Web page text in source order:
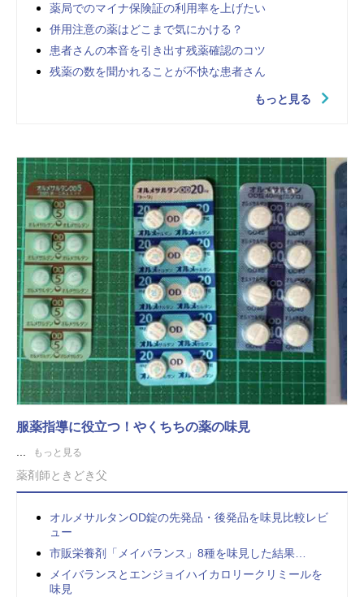
薬局でのマイナ保険証の利用率を上げたい
併用注意の薬はどこまで気にかける？
患者さんの本音を引き出す残薬確認のコツ
残薬の数を聞かれることが不快な患者さん
もっと見る
服薬指導に役立つ！やくちちの薬の味見
もっと見る
薬剤師ときどき父
オルメサルタンOD錠の先発品・後発品を味見比較レビ
ュー
市販栄養剤「メイバランス」8種を味見した結果…
メイバランスとエンジョイハイカロリークリミールを
味見